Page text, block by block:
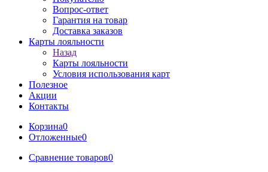
Вопрос-ответ
Гарантия на товар
Доставка заказов
Карты лояльности
Назад
Карты лояльности
Условия использования карт
Полезное
Акции
Контакты
Корзина0
Отложенные0
Сравнение товаров0